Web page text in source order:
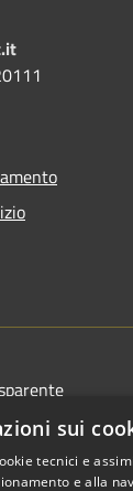
sui
tecnici e
e alla